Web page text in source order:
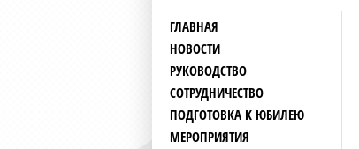
ГЛАВНАЯ
НОВОСТИ
РУКОВОДСТВО
СОТРУДНИЧЕСТВО
ПОДГОТОВКА К ЮБИЛЕЮ
МЕРОПРИЯТИЯ